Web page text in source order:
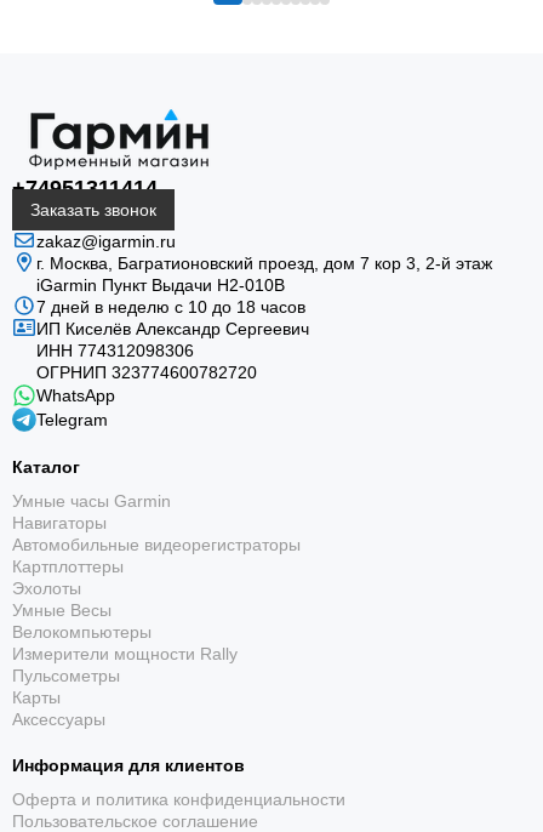
+74951311414
Заказать звонок
zakaz@igarmin.ru
г. Москва, Багратионовский проезд, дом 7 кор 3, 2-й этаж
iGarmin Пункт Выдачи Н2-010В
7 дней в неделю с 10 до 18 часов
ИП Киселёв Александр Сергеевич
ИНН 774312098306
ОГРНИП 323774600782720
WhatsApp
Telegram
Каталог
Умные часы Garmin
Навигаторы
Автомобильные видеорегистраторы
Картплоттеры
Эхолоты
Умные Весы
Велокомпьютеры
Измерители мощности Rally
Пульсометры
Карты
Аксессуары
Информация для клиентов
Оферта и политика конфиденциальности
Пользовательское соглашение